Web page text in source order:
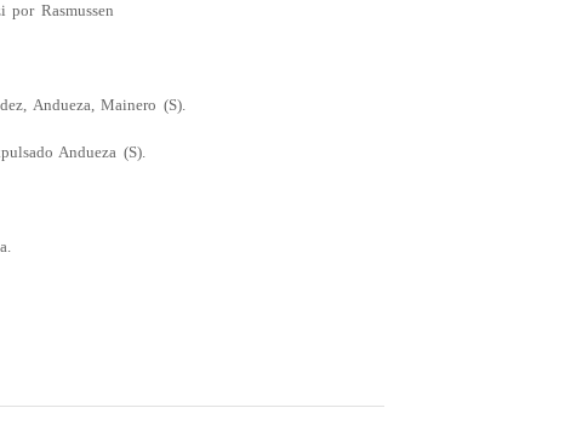
Rasmussen
Andueza, Mainero (S).
Andueza (S).